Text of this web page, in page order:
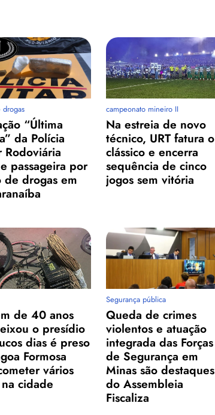
drogas
“Última
da Polícia
Rodoviária
passageira por
de drogas em
campeonato mineiro II
Na estreia de novo
técnico, URT fatura o
clássico e encerra
sequência de cinco
jogos sem vitória
de 40 anos
o presídio
dias é preso
Formosa
vários
cidade
Segurança pública
Queda de crimes
violentos e atuação
integrada das Forças
de Segurança em
Minas são destaques
do Assembleia
Fiscaliza